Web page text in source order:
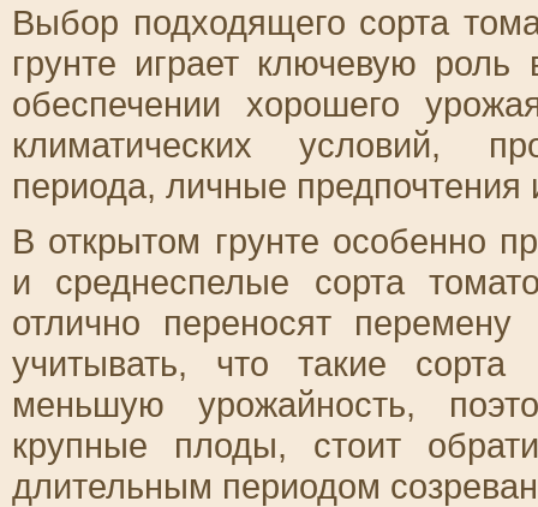
Выбор подходящего сорта
грунте играет ключевую
обеспечении хорошего
климатических условий,
периода, личные
В открытом грунте особенно
и среднеспелые сорта
отлично переносят
учитывать, что такие
меньшую урожайность,
крупные плоды, стоит
длительным периодом